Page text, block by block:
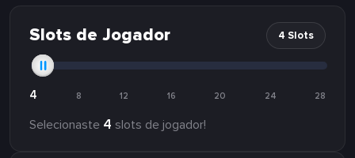
Slots de Jogador 4 Slots
4 8 12 16 20 24 28
Selecionaste 4 slots de jogador!